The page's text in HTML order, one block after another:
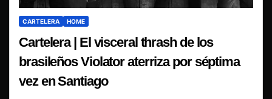
CARTELERA HOME
Cartelera | El visceral thrash de los
brasileños Violator aterriza por séptima
vez en Santiago